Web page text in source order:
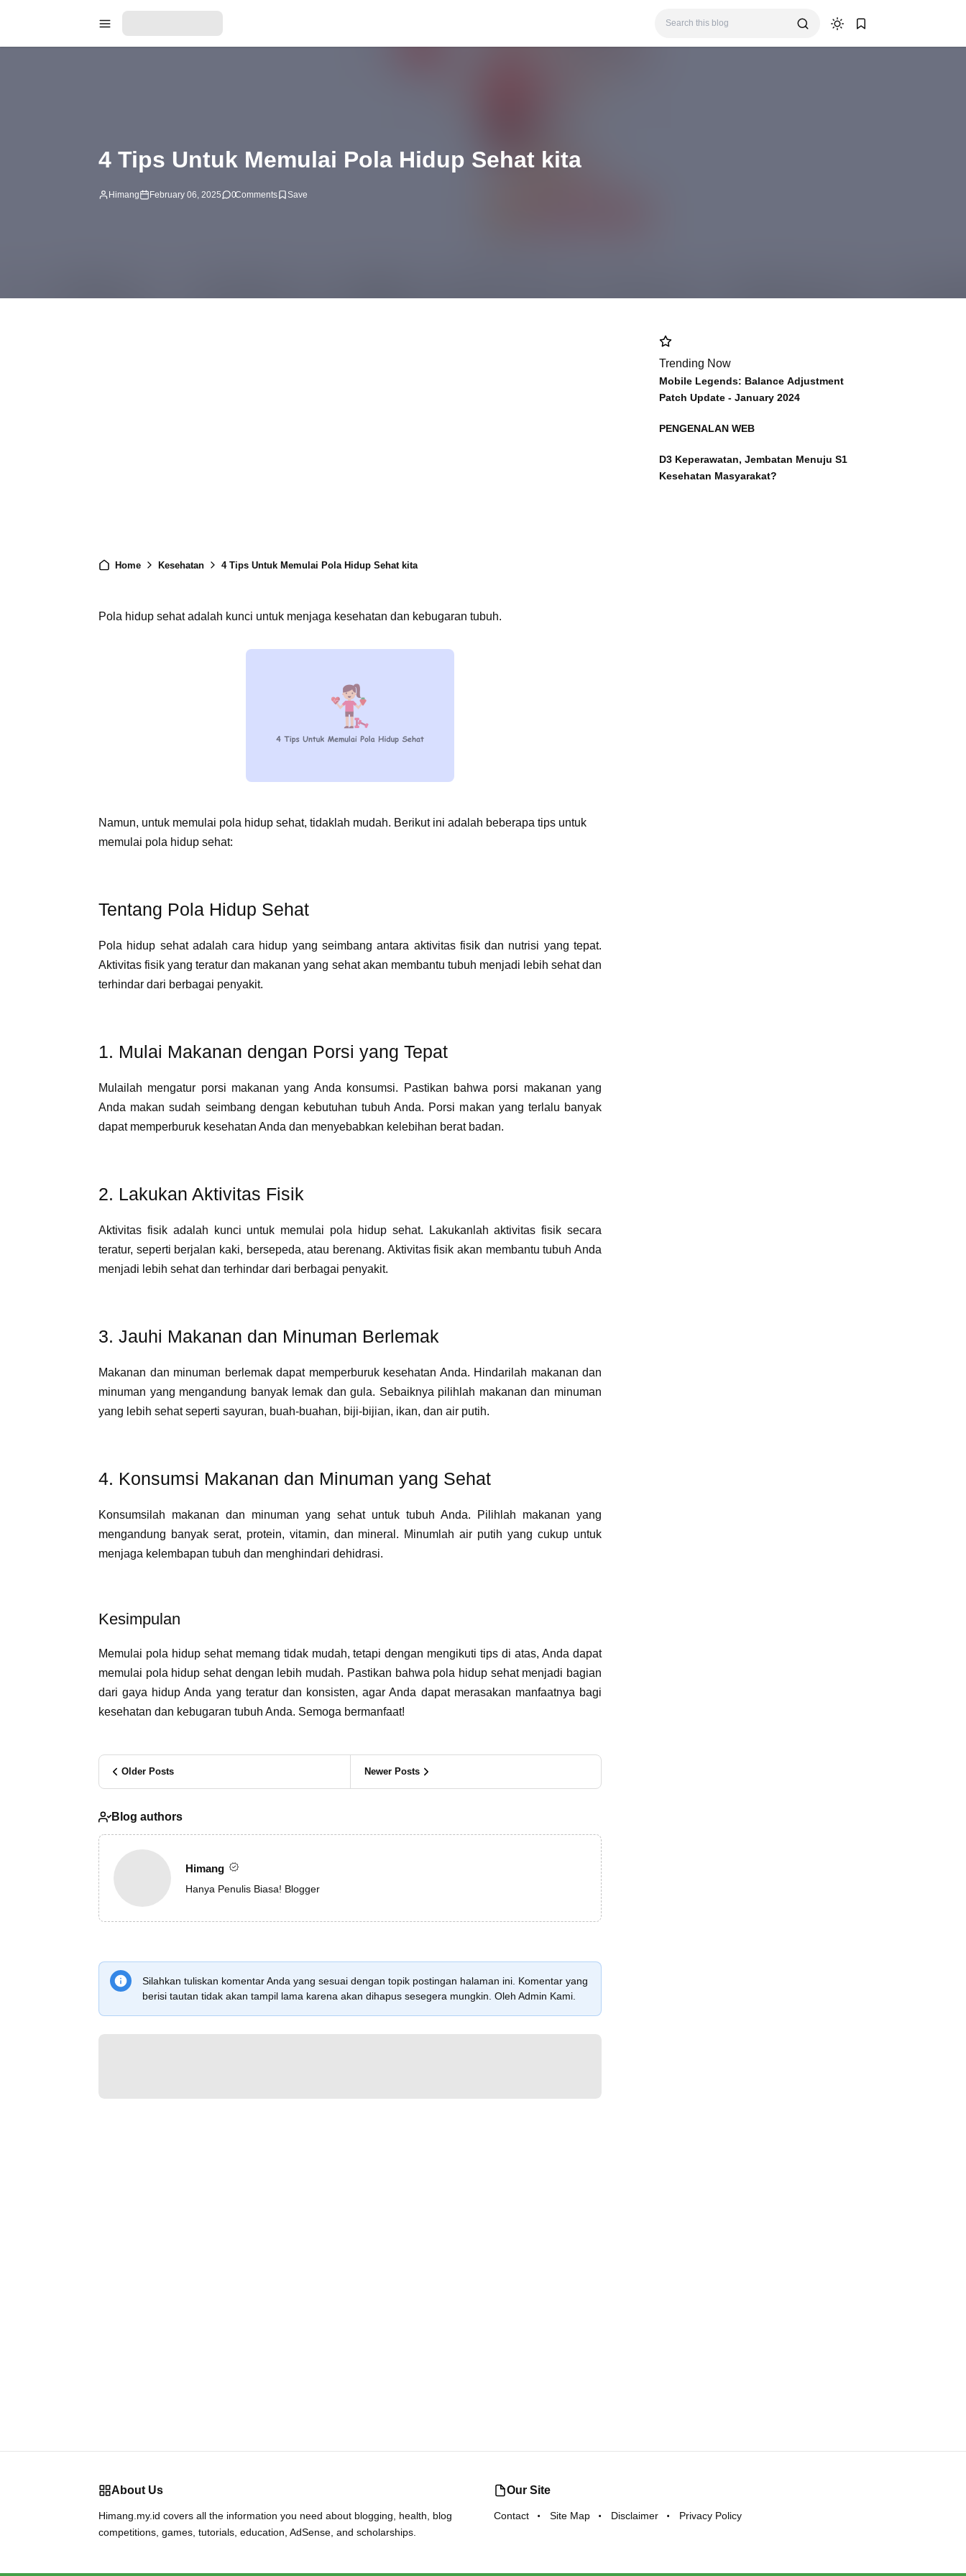
4 Tips Untuk Memulai Pola Hidup Sehat kita
Himang February 06, 2025 0Comments
Home Kesehatan 4 Tips Untuk Memulai Pola Hidup Sehat kita
Pola hidup sehat adalah kunci untuk menjaga kesehatan dan kebugaran tubuh.
Namun, untuk memulai pola hidup sehat, tidaklah mudah. Berikut ini adalah beberapa tips untuk
memulai pola hidup sehat:
Tentang Pola Hidup Sehat
Pola hidup sehat adalah cara hidup yang seimbang antara aktivitas fisik dan nutrisi yang tepat.
Aktivitas fisik yang teratur dan makanan yang sehat akan membantu tubuh menjadi lebih sehat dan
terhindar dari berbagai penyakit.
1. Mulai Makanan dengan Porsi yang Tepat
Mulailah mengatur porsi makanan yang Anda konsumsi. Pastikan bahwa porsi makanan yang
Anda makan sudah seimbang dengan kebutuhan tubuh Anda. Porsi makan yang terlalu banyak
dapat memperburuk kesehatan Anda dan menyebabkan kelebihan berat badan.
2. Lakukan Aktivitas Fisik
Aktivitas fisik adalah kunci untuk memulai pola hidup sehat. Lakukanlah aktivitas fisik secara
teratur, seperti berjalan kaki, bersepeda, atau berenang. Aktivitas fisik akan membantu tubuh Anda
menjadi lebih sehat dan terhindar dari berbagai penyakit.
3. Jauhi Makanan dan Minuman Berlemak
Makanan dan minuman berlemak dapat memperburuk kesehatan Anda. Hindarilah makanan dan
minuman yang mengandung banyak lemak dan gula. Sebaiknya pilihlah makanan dan minuman
yang lebih sehat seperti sayuran, buah-buahan, biji-bijian, ikan, dan air putih.
4. Konsumsi Makanan dan Minuman yang Sehat
Konsumsilah makanan dan minuman yang sehat untuk tubuh Anda. Pilihlah makanan yang
mengandung banyak serat, protein, vitamin, dan mineral. Minumlah air putih yang cukup untuk
menjaga kelembapan tubuh dan menghindari dehidrasi.
Kesimpulan
Memulai pola hidup sehat memang tidak mudah, tetapi dengan mengikuti tips di atas, Anda dapat
memulai pola hidup sehat dengan lebih mudah. Pastikan bahwa pola hidup sehat menjadi bagian
dari gaya hidup Anda yang teratur dan konsisten, agar Anda dapat merasakan manfaatnya bagi
kesehatan dan kebugaran tubuh Anda. Semoga bermanfaat!
Older Posts Newer Posts
Blog authors
Himang
Hanya Penulis Biasa! Blogger
Silahkan tuliskan komentar Anda yang sesuai dengan topik postingan halaman ini. Komentar yang
berisi tautan tidak akan tampil lama karena akan dihapus sesegera mungkin. Oleh Admin Kami.
Trending Now
Mobile Legends: Balance Adjustment
Patch Update - January 2024
PENGENALAN WEB
D3 Keperawatan, Jembatan Menuju S1
Kesehatan Masyarakat?
About Us
Himang.my.id covers all the information you need about blogging, health, blog
competitions, games, tutorials, education, AdSense, and scholarships.
Our Site
Contact Site Map Disclaimer Privacy Policy